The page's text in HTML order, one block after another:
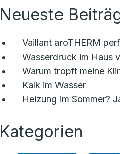
Neueste
Vaillant aroTHERM
Wasserdruck im Haus
Warum tropft meine
Kalk im Wasser
Heizung im Sommer?
Kategorien